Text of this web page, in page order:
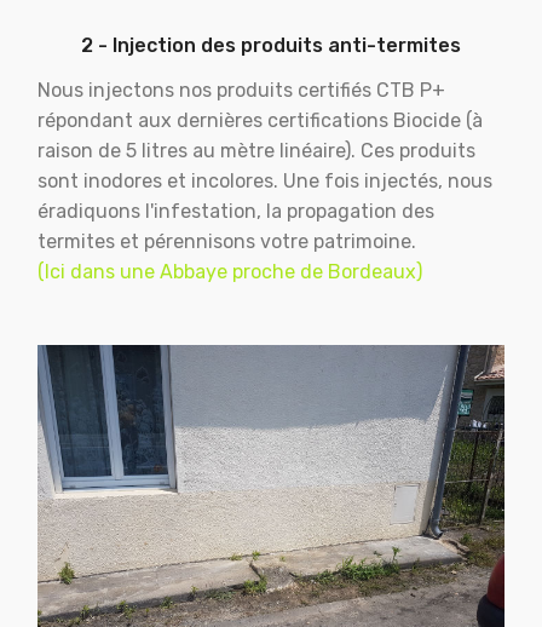
2 - Injection des produits anti-termites
Nous injectons nos produits certifiés CTB P+
répondant aux dernières certifications Biocide (à
raison de 5 litres au mètre linéaire). Ces produits
sont inodores et incolores. Une fois injectés, nous
éradiquons l'infestation, la propagation des
termites et pérennisons votre patrimoine.
(Ici dans une Abbaye proche de Bordeaux)